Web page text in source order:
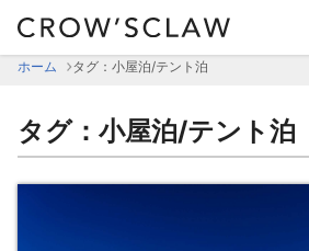
ホーム タグ：小屋泊/テント泊
タグ：小屋泊/テント泊